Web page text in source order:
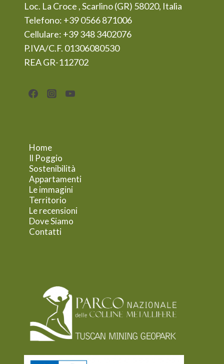
Loc. La Croce , Scarlino (GR) 58020, Italia
Telefono: +39 0566 871006
Cellulare: +39 348 3402076
P.IVA/C.F. 01306080530
REA GR-112702
Home
Il Poggio
Sostenibilità
Appartamenti
Le immagini
Territorio
Le recensioni
Dove Siamo
Contatti